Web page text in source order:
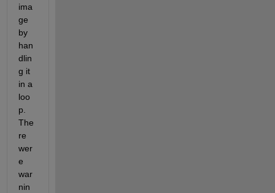
ima
ge
by
han
dlin
g it
in a
loo
p.
The
re
wer
e
war
nin